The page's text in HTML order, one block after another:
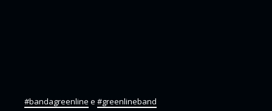
#bandagreenline e #greenlineband